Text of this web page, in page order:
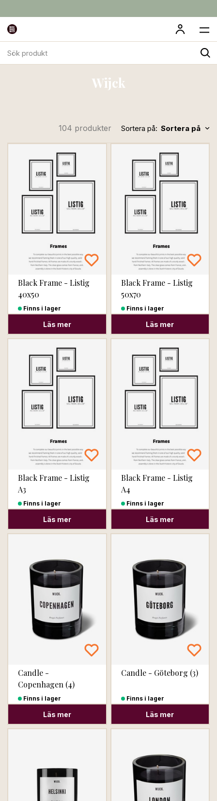
produktWijck
Wijck
104 produkter Sortera på: Sortera på
Black Frame - Listig
40x50
Finns i lager
Läs mer
Black Frame - Listig
50x70
Finns i lager
Läs mer
Black Frame - Listig
A3
Finns i lager
Läs mer
Black Frame - Listig
A4
Finns i lager
Läs mer
Candle -
Copenhagen (4)
Finns i lager
Läs mer
Candle - Göteborg (3)
Finns i lager
Läs mer